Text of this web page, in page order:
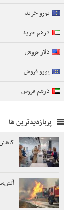
یورو خرید
درهم خرید
دلار فروش
یورو فروش
درهم فروش
پربازدیدترین ها
کاهش